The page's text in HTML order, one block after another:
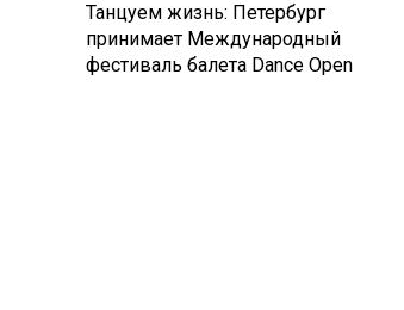
Танцуем жизнь: Петербург
принимает Международный
фестиваль балета Dance Open